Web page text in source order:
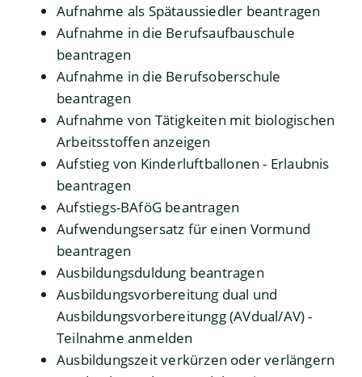
Aufnahme als Spätaussiedler beantragen
Aufnahme in die Berufsaufbauschule
beantragen
Aufnahme in die Berufsoberschule
beantragen
Aufnahme von Tätigkeiten mit biologischen
Arbeitsstoffen anzeigen
Aufstieg von Kinderluftballonen - Erlaubnis
beantragen
Aufstiegs-BAföG beantragen
Aufwendungsersatz für einen Vormund
beantragen
Ausbildungsduldung beantragen
Ausbildungsvorbereitung dual und
Ausbildungsvorbereitungg (AVdual/AV) -
Teilnahme anmelden
Ausbildungszeit verkürzen oder verlängern